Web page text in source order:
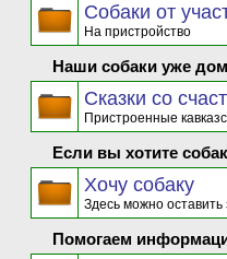
Собаки от
На пристройство
Наши собаки уже
Сказки со
Пристроенные
Если вы хотите
Хочу собаку
Здесь можно оставить
Помогаем